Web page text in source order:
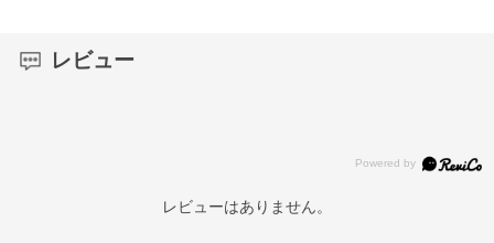
レビュー
レビューはありません。